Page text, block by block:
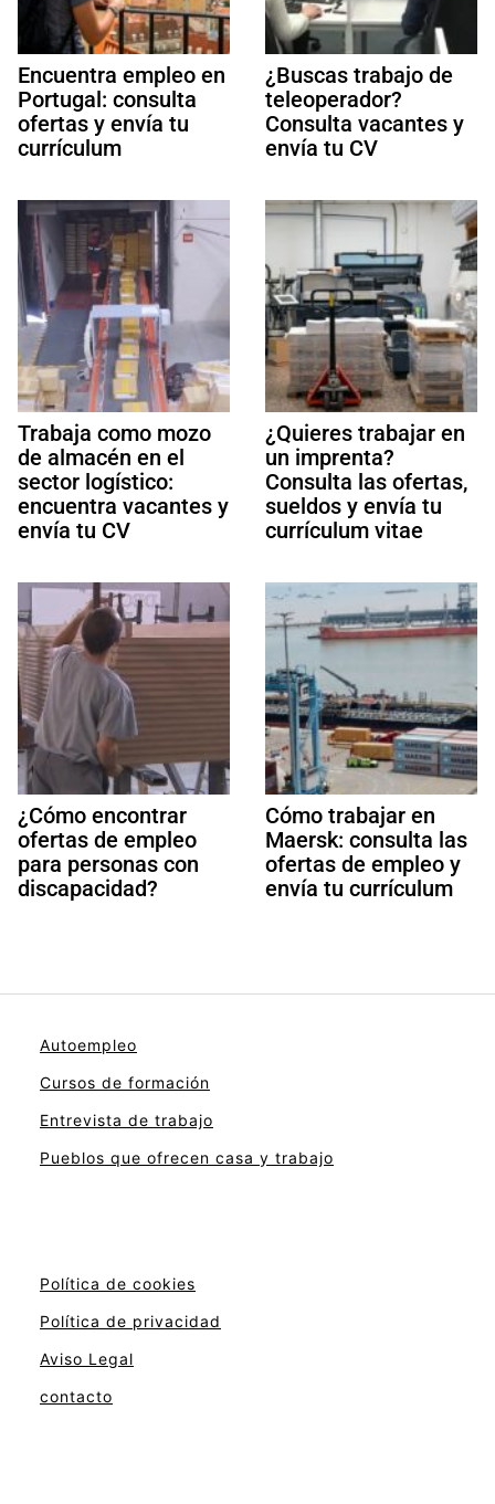
Encuentra empleo en
Portugal: consulta
ofertas y envía tu
currículum
¿Buscas trabajo de
teleoperador?
Consulta vacantes y
envía tu CV
Trabaja como mozo
de almacén en el
sector logístico:
encuentra vacantes y
envía tu CV
¿Quieres trabajar en
un imprenta?
Consulta las ofertas,
sueldos y envía tu
currículum vitae
¿Cómo encontrar
ofertas de empleo
para personas con
discapacidad?
Cómo trabajar en
Maersk: consulta las
ofertas de empleo y
envía tu currículum
Autoempleo
Cursos de formación
Entrevista de trabajo
Pueblos que ofrecen casa y trabajo
Política de cookies
Política de privacidad
Aviso Legal
contacto